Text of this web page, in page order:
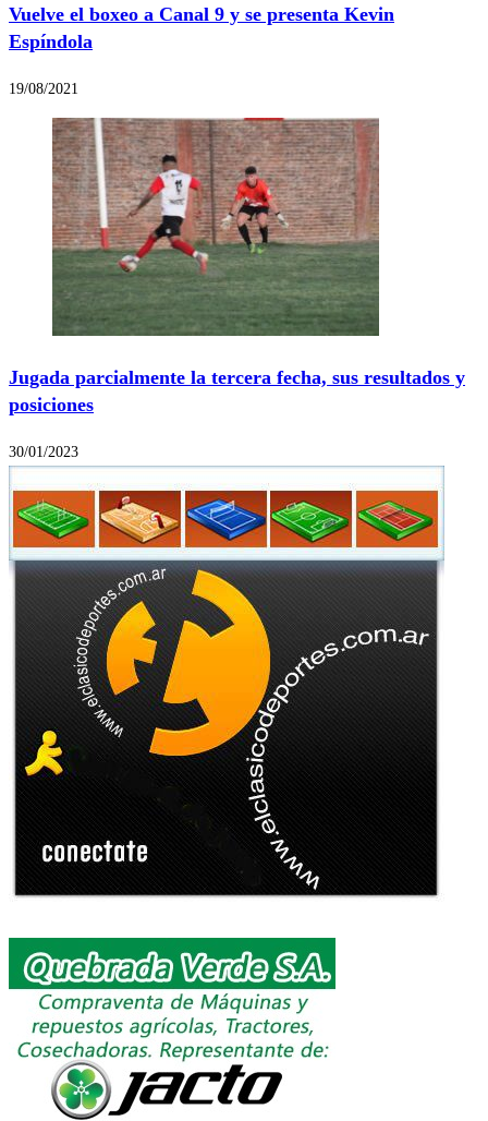
Vuelve el boxeo a Canal 9 y se presenta Kevin
Espíndola
19/08/2021
Jugada parcialmente la tercera fecha, sus resultados y
posiciones
30/01/2023